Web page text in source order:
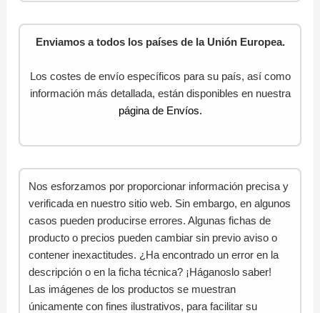
Enviamos a todos los países de la Unión Europea.
Los costes de envío específicos para su país, así como
información más detallada, están disponibles en nuestra
página de Envíos.
Nos esforzamos por proporcionar información precisa y
verificada en nuestro sitio web. Sin embargo, en algunos
casos pueden producirse errores. Algunas fichas de
producto o precios pueden cambiar sin previo aviso o
contener inexactitudes. ¿Ha encontrado un error en la
descripción o en la ficha técnica? ¡Háganoslo saber!
Las imágenes de los productos se muestran
únicamente con fines ilustrativos, para facilitar su